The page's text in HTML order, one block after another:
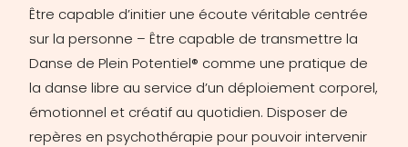
Être capable d’initier une écoute véritable centrée
sur la personne – Être capable de transmettre la
Danse de Plein Potentiel® comme une pratique de
la danse libre au service d’un déploiement corporel,
émotionnel et créatif au quotidien. Disposer de
repères en psychothérapie pour pouvoir intervenir